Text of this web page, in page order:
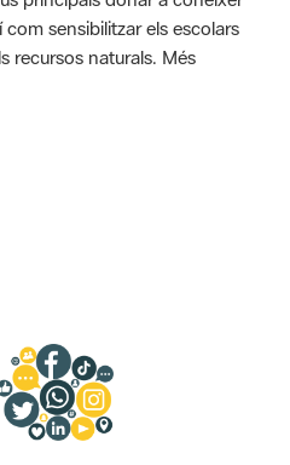
sensibilitzar els escolars
recursos naturals. Més
de les valoracions és de 0